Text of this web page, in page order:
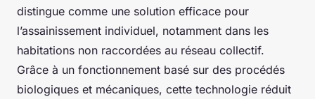
distingue comme une solution efficace pour
l’assainissement individuel, notamment dans les
habitations non raccordées au réseau collectif.
Grâce à un fonctionnement basé sur des procédés
biologiques et mécaniques, cette technologie réduit